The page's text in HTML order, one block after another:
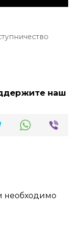
наш
необходимо